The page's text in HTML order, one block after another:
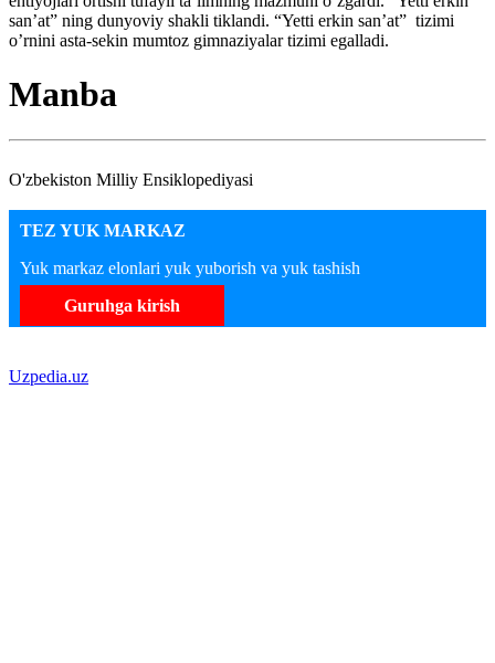
san’at” ning dunyoviy shakli tiklandi. “Yetti erkin san’at” tizimi
o’rnini asta-sekin mumtoz gimnaziyalar tizimi egalladi.
Manba
O'zbekiston Milliy Ensiklopediyasi
TEZ YUK MARKAZ
Yuk markaz elonlari yuk yuborish va yuk tashish
Guruhga kirish
Uzpedia.uz